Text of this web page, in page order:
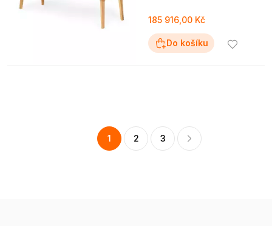
185 916,00 Kč
Do košíku
1 2 3